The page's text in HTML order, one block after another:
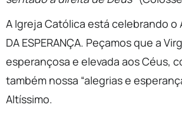
A Igreja Católica está celebrando o
DA ESPERANÇA. Peçamos que a
esperançosa e elevada aos Céus,
também nossa “alegrias e
Altíssimo.